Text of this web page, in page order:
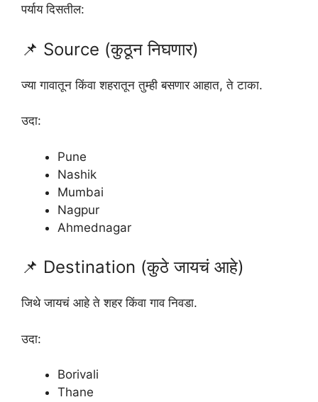
पर्याय दिसतील:
📌 Source (कुठून निघणार)
ज्या गावातून किंवा शहरातून तुम्ही बसणार आहात, ते टाका.
उदा:
Pune
Nashik
Mumbai
Nagpur
Ahmednagar
📌 Destination (कुठे जायचं आहे)
जिथे जायचं आहे ते शहर किंवा गाव निवडा.
उदा:
Borivali
Thane